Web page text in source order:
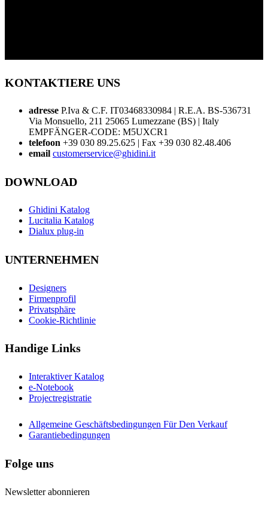
KONTAKTIERE UNS
adresse P.Iva & C.F. IT03468330984 | R.E.A. BS-536731
Via Monsuello, 211 25065 Lumezzane (BS) | Italy
EMPFÄNGER-CODE: M5UXCR1
telefoon +39 030 89.25.625 | Fax +39 030 82.48.406
email customerservice@ghidini.it
DOWNLOAD
Ghidini Katalog
Lucitalia Katalog
Dialux plug-in
UNTERNEHMEN
Designers
Firmenprofil
Privatsphäre
Cookie-Richtlinie
Handige Links
Interaktiver Katalog
e-Notebook
Projectregistratie
Allgemeine Geschäftsbedingungen Für Den Verkauf
Garantiebedingungen
Folge uns
Newsletter abonnieren